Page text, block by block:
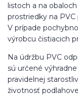
listoch a na
prostriedky na
V prípade
výrobcu čistiacich
Na údržbu PVC
sú určené
pravidelnej
životnosť